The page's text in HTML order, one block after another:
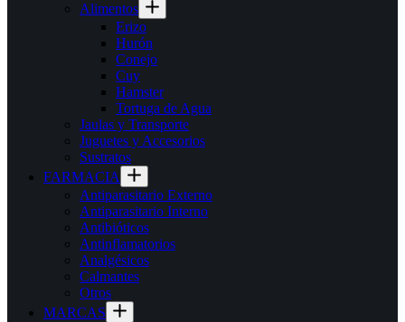
Alimentos
Erizo
Hurón
Conejo
Cuy
Hamster
Tortuga de Agua
Jaulas y Transporte
Juguetes y Accesorios
Sustratos
FARMACIA
Antiparasitario Externo
Antiparasitario Interno
Antibióticos
Antinflamatorios
Analgésicos
Calmantes
Otros
MARCAS